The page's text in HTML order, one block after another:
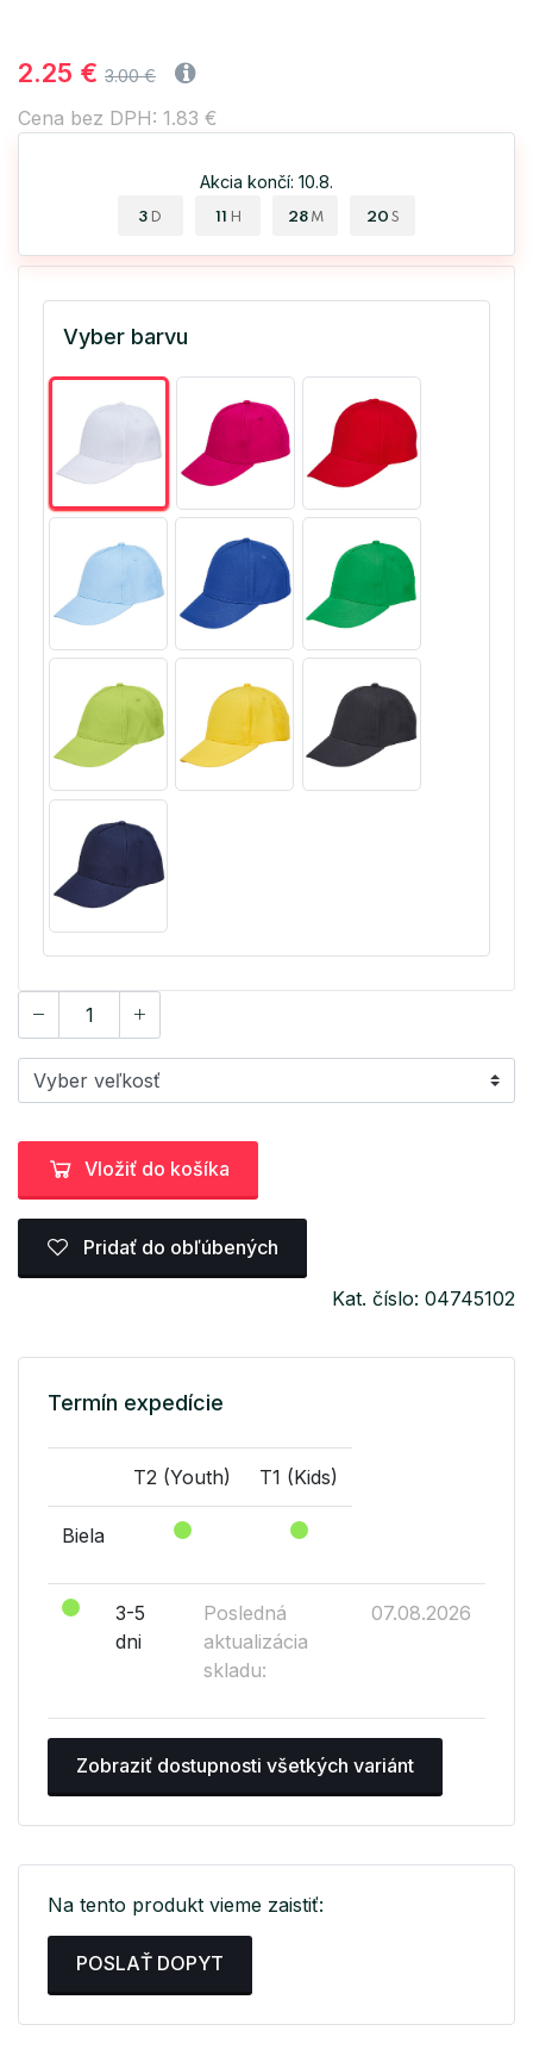
2.25 € 3.00 €
Cena bez DPH: 1.83 €
Akcia končí: 10.8.
3 D 11 H 28 M 20 S
Vyber barvu
Vložiť do košíka
Pridať do obľúbených
Kat. číslo: 04745102
Termín expedície
T2 (Youth) T1 (Kids)
Biela
3-5
dni
Posledná
aktualizácia
skladu:
07.08.2026
Zobraziť dostupnosti všetkých variánt
Na tento produkt vieme zaistiť:
POSLAŤ DOPYT